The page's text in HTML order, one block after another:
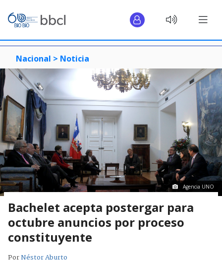
Nacional > Noticia
Agencia UNO
Bachelet acepta postergar para
octubre anuncios por proceso
constituyente
PorNéstor Aburto